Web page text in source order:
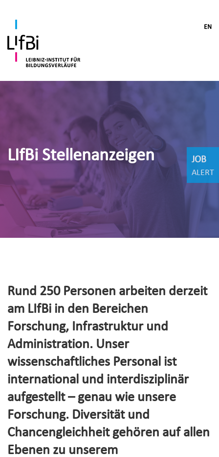
EN
LIfBi Stellenanzeigen
Rund 250 Personen arbeiten derzeit
am LIfBi in den Bereichen
Forschung, Infrastruktur und
Administration. Unser
wissenschaftliches Personal ist
international und interdisziplinär
aufgestellt – genau wie unsere
Forschung. Diversität und
Chancengleichheit gehören auf allen
Ebenen zu unserem
JOB
ALERT